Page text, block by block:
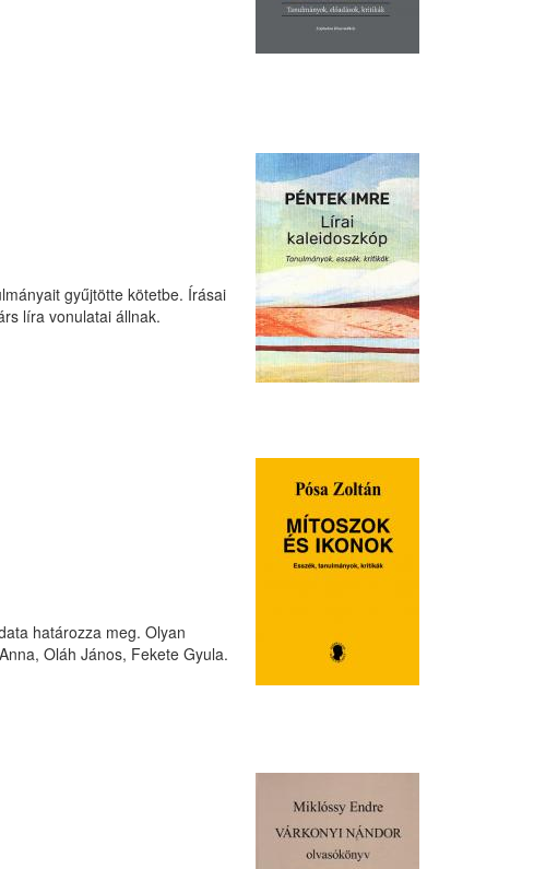
gyűjtötte kötetbe. Írásai
líra vonulatai állnak.
határozza meg. Olyan
Oláh János, Fekete Gyula.